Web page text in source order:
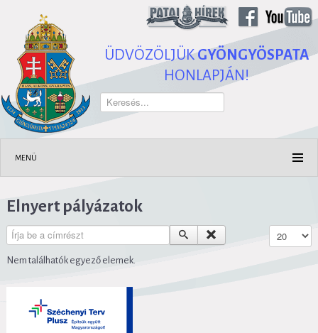
ÜDVÖZÖLJÜKGYÖNGYÖSPATA
HONLAPJÁN!
Keresés...
MENÜ
Elnyert pályázatok
Írja be a címrészt
Nem találhatók egyező elemek.